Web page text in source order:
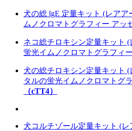
犬の総 lgE 定量キット (レアア
ムノクロマトグラフィー アッ
ネコ総チロキシン定量キット
蛍光イムノクロマトグラフィ
犬の総チロキシン定量キット
タルの蛍光イムノクロマトグ
（cTT4）
犬コルチゾール定量キット (